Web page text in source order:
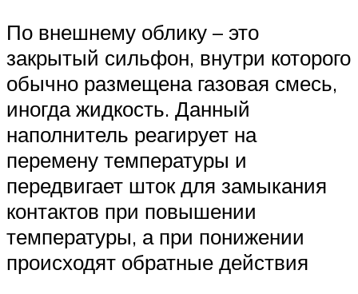
По внешнему облику – это
закрытый сильфон, внутри которого
обычно размещена газовая смесь,
иногда жидкость. Данный
наполнитель реагирует на
перемену температуры и
передвигает шток для замыкания
контактов при повышении
температуры, а при понижении
происходят обратные действия